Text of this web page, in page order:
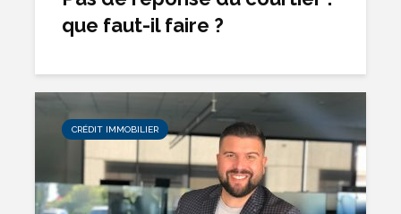
que faut-il faire ?
CRÉDIT IMMOBILIER